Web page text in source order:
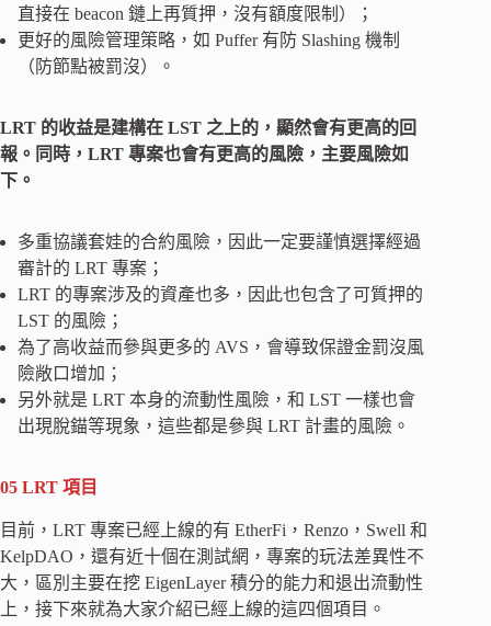
直接在 beacon 鏈上再質押，沒有額度限制）；
更好的風險管理策略，如 Puffer 有防 Slashing 機制
（防節點被罰沒）。
LRT 的收益是建構在 LST 之上的，顯然會有更高的回
報。同時，LRT 專案也會有更高的風險，主要風險如
下。
多重協議套娃的合約風險，因此一定要謹慎選擇經過
審計的 LRT 專案；
LRT 的專案涉及的資產也多，因此也包含了可質押的
LST 的風險；
為了高收益而參與更多的 AVS，會導致保證金罰沒風
險敞口增加；
另外就是 LRT 本身的流動性風險，和 LST 一樣也會
出現脫錨等現象，這些都是參與 LRT 計畫的風險。
05 LRT 項目
目前，LRT 專案已經上線的有 EtherFi，Renzo，Swell 和
KelpDAO，還有近十個在測試網，專案的玩法差異性不
大，區別主要在挖 EigenLayer 積分的能力和退出流動性
上，接下來就為大家介紹已經上線的這四個項目。